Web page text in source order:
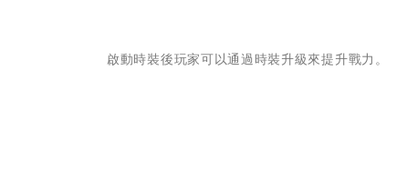
啟動時裝後玩家可以通過時裝升級來提升戰力。